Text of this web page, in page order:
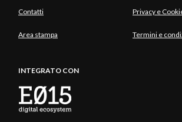
Contatti Privacy e
Area stampa Termini e
INTEGRATO CON